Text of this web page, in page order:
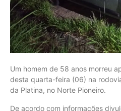
Um homem de 58 anos morreu
desta quarta-feira (06) na
da Platina, no Norte Pioneiro.
De acordo com informações